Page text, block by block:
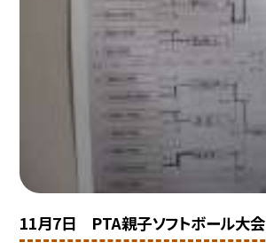
11月7日 PTA親子ソフトボール大会